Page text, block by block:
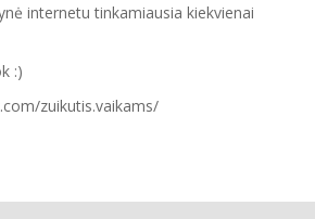
internetu tinkamiausia kiekvienai
:)
zuikutis.vaikams/